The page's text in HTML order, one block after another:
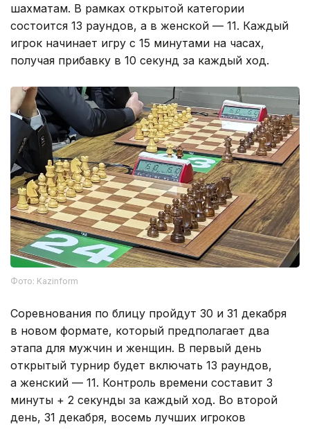
шахматам. В рамках открытой категории
состоится 13 раундов, а в женской — 11. Каждый
игрок начинает игру с 15 минутами на часах,
получая прибавку в 10 секунд за каждый ход.
Фото: Kazinform
Соревнования по блицу пройдут 30 и 31 декабря
в новом формате, который предполагает два
этапа для мужчин и женщин. В первый день
открытый турнир будет включать 13 раундов,
а женский — 11. Контроль времени составит 3
минуты + 2 секунды за каждый ход. Во второй
день, 31 декабря, восемь лучших игроков